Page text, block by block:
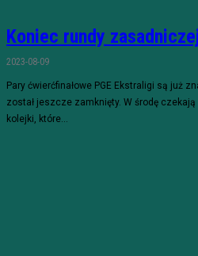
Koniec rundy
2023-08-09
Pary ćwierćfinałowe PGE Ekstraligi są już
został jeszcze zamknięty. W środę
kolejki, które...